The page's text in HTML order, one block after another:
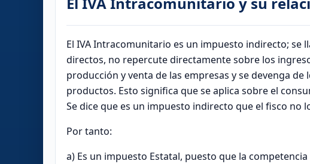
El IVA Intracomunitario es un impuesto indirecto; se
directos, no repercute directamente sobre los
producción y venta de las empresas y se devenga
productos. Esto significa que se aplica sobre el
Se dice que es un impuesto indirecto que el fisco
Por tanto:
a) Es un impuesto Estatal, puesto que la